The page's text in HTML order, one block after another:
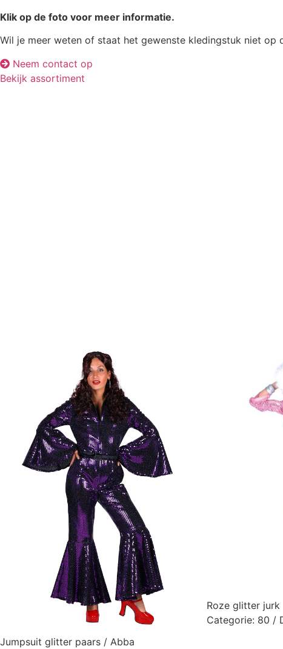
Klik op de foto voor meer informatie.
Wil je meer weten of staat het gewenste kledingstuk niet op
Neem contact op
Bekijk assortiment
Jumpsuit glitter paars / Abba
Roze glitter jurk
Categorie: 80 /